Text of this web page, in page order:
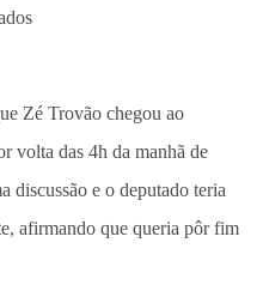
Zé Trovão chegou ao
volta das 4h da manhã de
discussão e o deputado teria
afirmando que queria pôr fim